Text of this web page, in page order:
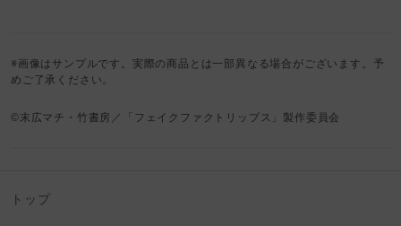
※画像はサンプルです。実際の商品とは一部異なる場合がございます。予
めご了承ください。
©末広マチ・竹書房／「フェイクファクトリップス」製作委員会
トップ